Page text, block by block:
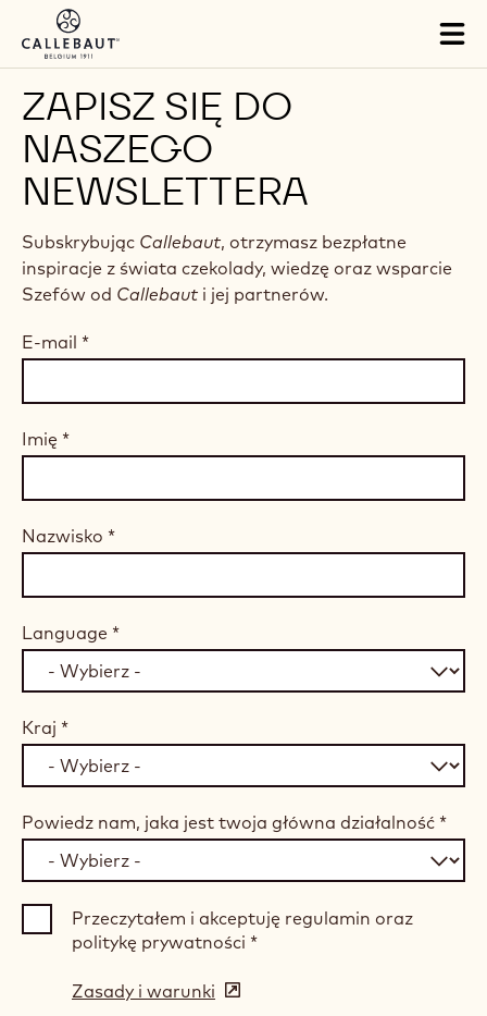
Skip to main content
ZAPISZ SIĘ DO
NASZEGO
NEWSLETTERA
Subskrybując Callebaut, otrzymasz bezpłatne
inspiracje z świata czekolady, wiedzę oraz wsparcie
Szefów od Callebaut i jej partnerów.
E-mail *
Imię *
Nazwisko *
Language *
Kraj *
Powiedz nam, jaka jest twoja główna działalność *
Przeczytałem i akceptuję regulamin oraz
politykę prywatności *
Zasady i warunki (opens